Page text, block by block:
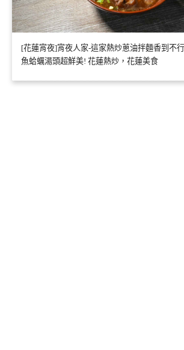
[花蓮宵夜]宵夜人家-這家熱炒蔥油拌麵香到不
魚蛤蠣湯頭超鮮美! 花蓮熱炒，花蓮美食